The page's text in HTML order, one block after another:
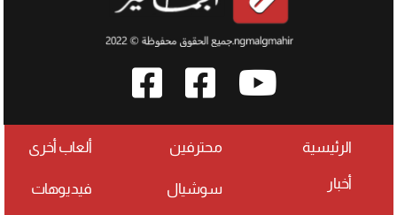
الرئيسية
أخبار
محترفين
سوشيال
ألعاب أخرى
فيديوهات